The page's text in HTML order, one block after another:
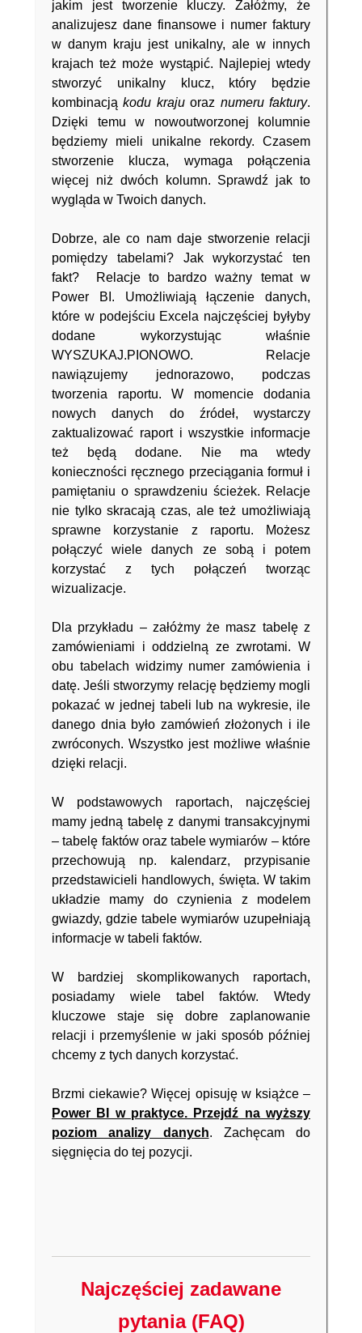
jakim jest tworzenie kluczy. Załóżmy, że
analizujesz dane finansowe i numer faktury
w danym kraju jest unikalny, ale w innych
krajach też może wystąpić. Najlepiej wtedy
stworzyć unikalny klucz, który będzie
kombinacjąkodu krajuoraz numeru faktury.
Dzięki temu w nowoutworzonej kolumnie
będziemy mieli unikalne rekordy. Czasem
stworzenie klucza, wymaga połączenia
więcej niż dwóch kolumn. Sprawdź jak to
wygląda w Twoich danych.
Dobrze, ale co nam daje stworzenie relacji
pomiędzy tabelami? Jak wykorzystać ten
fakt? Relacje to bardzo ważny temat w
Power BI. Umożliwiają łączenie danych,
które w podejściu Excela najczęściej byłyby
dodane wykorzystując właśnie
WYSZUKAJ.PIONOWO. Relacje
nawiązujemy jednorazowo, podczas
tworzenia raportu. W momencie dodania
nowych danych do źródeł, wystarczy
zaktualizować raport i wszystkie informacje
też będą dodane. Nie ma wtedy
konieczności ręcznego przeciągania formuł i
pamiętaniu o sprawdzeniu ścieżek. Relacje
nie tylko skracają czas, ale też umożliwiają
sprawne korzystanie z raportu. Możesz
połączyć wiele danych ze sobą i potem
korzystać z tych połączeń tworząc
wizualizacje.
Dla przykładu – załóżmy że masz tabelę z
zamówieniami i oddzielną ze zwrotami. W
obu tabelach widzimy numer zamówienia i
datę. Jeśli stworzymy relację będziemy mogli
pokazać w jednej tabeli lub na wykresie, ile
danego dnia było zamówień złożonych i ile
zwróconych. Wszystko jest możliwe właśnie
dzięki relacji.
W podstawowych raportach, najczęściej
mamy jedną tabelę z danymi transakcyjnymi
– tabelę faktów oraz tabele wymiarów – które
przechowują np. kalendarz, przypisanie
przedstawicieli handlowych, święta. W takim
układzie mamy do czynienia z modelem
gwiazdy, gdzie tabele wymiarów uzupełniają
informacje w tabeli faktów.
W bardziej skomplikowanych raportach,
posiadamy wiele tabel faktów. Wtedy
kluczowe staje się dobre zaplanowanie
relacji i przemyślenie w jaki sposób później
chcemy z tych danych korzystać.
Brzmi ciekawie? Więcej opisuję w książce –
Power BI w praktyce. Przejdź na wyższy
poziom analizy danych. Zachęcam do
sięgnięcia do tej pozycji.
Najczęściej zadawane
pytania (FAQ)